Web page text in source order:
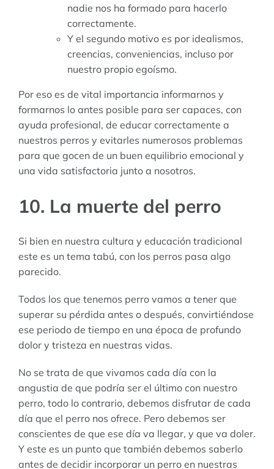
nadie nos ha formado para hacerlo
correctamente.
Y el segundo motivo es por idealismos,
creencias, conveniencias, incluso por
nuestro propio egoísmo.
Por eso es de vital importancia informarnos y
formarnos lo antes posible para ser capaces, con
ayuda profesional, de educar correctamente a
nuestros perros y evitarles numerosos problemas
para que gocen de un buen equilibrio emocional y
una vida satisfactoria junto a nosotros.
10. La muerte del perro
Si bien en nuestra cultura y educación tradicional
este es un tema tabú, con los perros pasa algo
parecido.
Todos los que tenemos perro vamos a tener que
superar su pérdida antes o después, convirtiéndose
ese periodo de tiempo en una época de profundo
dolor y tristeza en nuestras vidas.
No se trata de que vivamos cada día con la
angustia de que podría ser el último con nuestro
perro, todo lo contrario, debemos disfrutar de cada
día que el perro nos ofrece. Pero debemos ser
conscientes de que ese día va llegar, y que va doler.
Y este es un punto que también debemos saberlo
antes de decidir incorporar un perro en nuestras